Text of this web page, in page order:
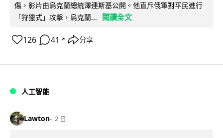
傷，影片由烏克蘭總統澤連斯基公開。他直斥俄軍對平民進行
「狩獵式」攻擊，烏克蘭...
閱讀全文
126 41 ↗ 分享
人工智能
Lawton 2 日